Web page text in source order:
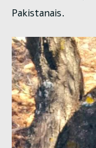
Pakistanais.